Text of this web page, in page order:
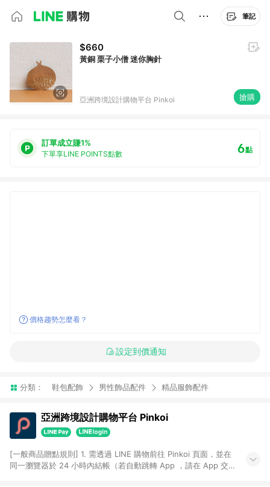
筆記
$660
黃銅 栗子小僧 迷你胸針
亞洲跨境設計購物平台 Pinkoi 搶購
訂單成立賺1%
下單享LINE POINTS點數 6點
價格趨勢怎麼看？
設定到價通知
分類： 鞋包配飾 男性飾品配件 精品服飾配件
亞洲跨境設計購物平台 Pinkoi
[一般商品贈點規則] 1. 需透過 LINE 購物前往 Pinkoi 頁面，並在
同一瀏覽器於 24 小時內結帳（若自動跳轉 App ，請在 App 交